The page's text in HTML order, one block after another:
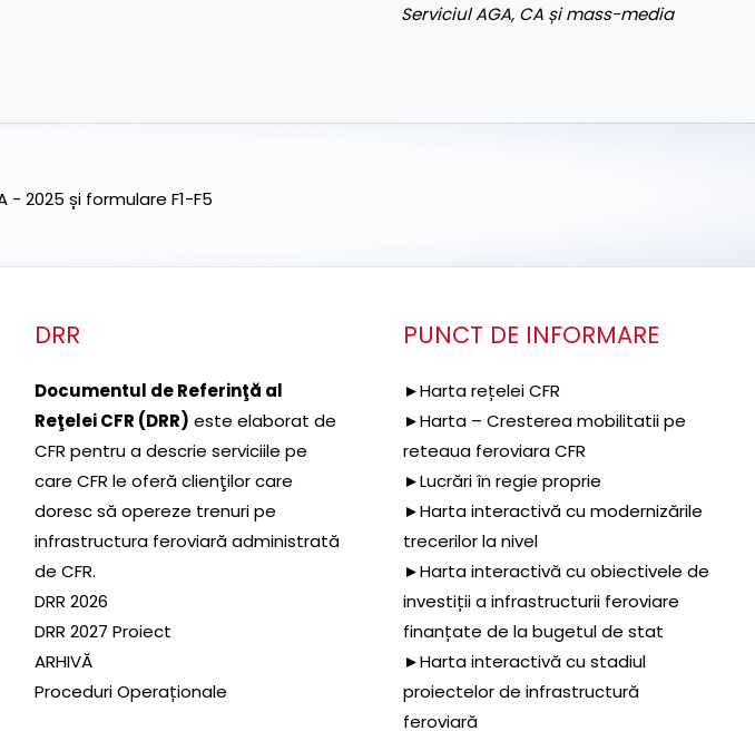
Serviciul AGA, CA și mass-media
- 2025 și formulare F1-F5
DRR
Documentul de Referinţă al
Reţelei CFR (DRR) este elaborat de
CFR pentru a descrie serviciile pe
care CFR le oferă clienţilor care
doresc să opereze trenuri pe
infrastructura feroviară administrată
de CFR.
DRR 2026
DRR 2027 Proiect
ARHIVĂ
Proceduri Operaționale
PUNCT DE INFORMARE
►Harta rețelei CFR
►Harta – Cresterea mobilitatii pe
reteaua feroviara CFR
►Lucrări în regie proprie
►Harta interactivă cu modernizările
trecerilor la nivel
►Harta interactivă cu obiectivele de
investiții a infrastructurii feroviare
finanțate de la bugetul de stat
►Harta interactivă cu stadiul
proiectelor de infrastructură
feroviară